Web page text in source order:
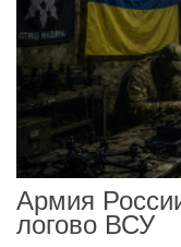
Армия
логово ВСУ